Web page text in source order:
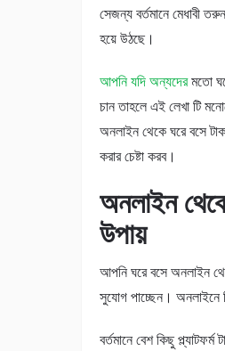
সেজন্য বর্তমানে মেধাবী
হয়ে উঠছে।
আপনি যদি অন্যদেরমতো
চান তাহলে এই লেখা টি
অনলাইন থেকে ঘরে বসে
করার চেষ্টা করব।
অনলাইন
উপায়
আপনি ঘরে বসে অনলাইন
সুযোগ পাচ্ছেন। অনলাইনে
বর্তমানে বেশ কিছু